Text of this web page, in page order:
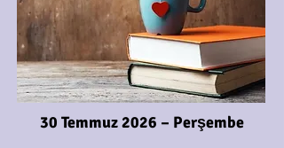
30 Temmuz 2026 – Perşembe